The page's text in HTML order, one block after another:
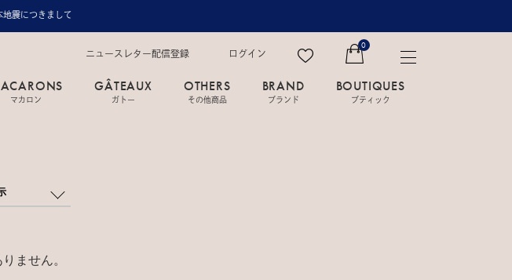
地震につきまして
ニュースレター配信登録 ログイン
0
マカロン
GÂTEAUX
ガトー
OTHERS
その他商品
BRAND
ブランド
BOUTIQUES
ブティック
ません。